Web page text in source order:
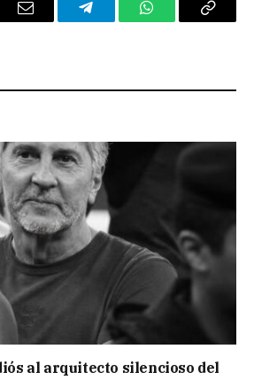
Email TelegramWhatsAppCopy
al arquitecto silencioso del